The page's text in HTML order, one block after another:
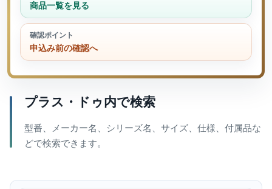
商品一覧を見る
確認ポイント
申込み前の確認へ
プラス・ドゥ内で検索
型番、メーカー名、シリーズ名、サイズ、仕様、付属品な
どで検索できます。